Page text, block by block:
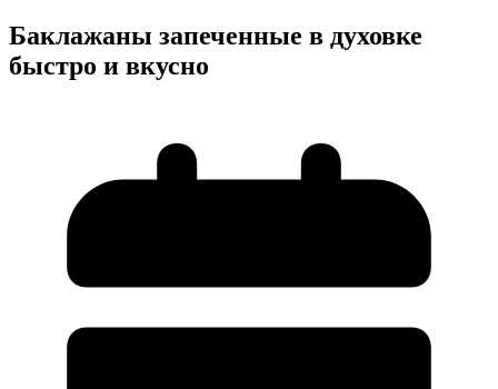
Баклажаны запеченные в духовке
быстро и вкусно